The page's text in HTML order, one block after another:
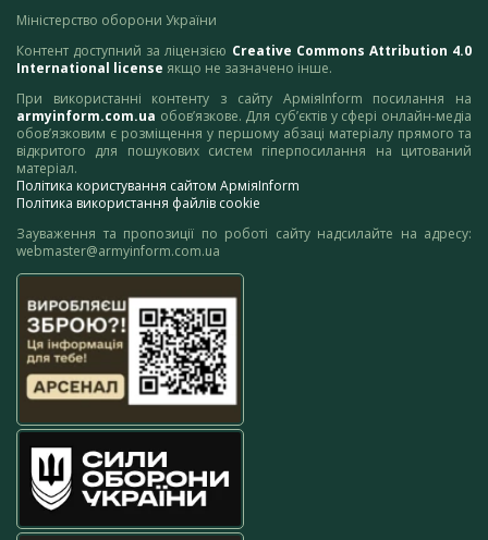
Міністерство оборони України
Контент доступний за ліцензією Creative Commons Attribution 4.0
International license якщо не зазначено інше.
При використанні контенту з сайту АрміяInform посилання на
armyinform.com.ua обов’язкове. Для суб’єктів у сфері онлайн-медіа
обов’язковим є розміщення у першому абзаці матеріалу прямого та
відкритого для пошукових систем гіперпосилання на цитований
матеріал.
Політика користування сайтом АрміяInform
Політика використання файлів cookie
Зауваження та пропозиції по роботі сайту надсилайте на адресу:
webmaster@armyinform.com.ua